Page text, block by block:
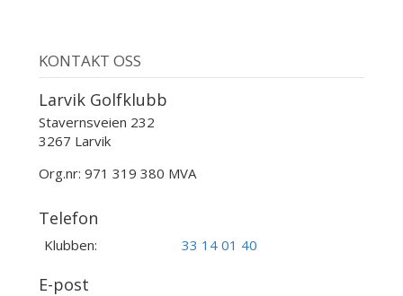
KONTAKT OSS
Larvik Golfklubb
Stavernsveien 232
3267 Larvik
Org.nr: 971 319 380 MVA
Telefon
Klubben: 33 14 01 40
E-post